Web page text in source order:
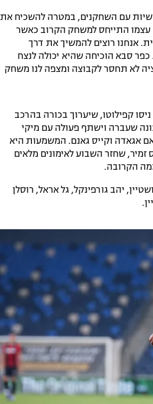
עם השחקנים, במטרה להשכיח את
הקודם. סילבס עצמו התייחס למשחק הקרוב כאשר
אנחנו רוצים להמשיך את דרך
סבא הוכיחה שהיא יכולה לנצח
לא תחסר לקבוצה ומצפה לנו משחק
קפילוטו, שיערוך בכורה בהרכב
שעברה וישתף פעולה עם מיקי
אגאדה וקייס גאנם. המשמעות היא
זמיר, שחזר השבוע לאימונים מלאים
הקרובה.
יהב גורפינקל, גל אראל, רוסלן